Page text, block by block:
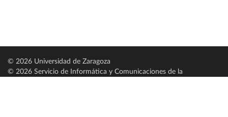
© 2026 Universidad de Zaragoza
© 2026 Servicio de Informática y Comunicaciones de la